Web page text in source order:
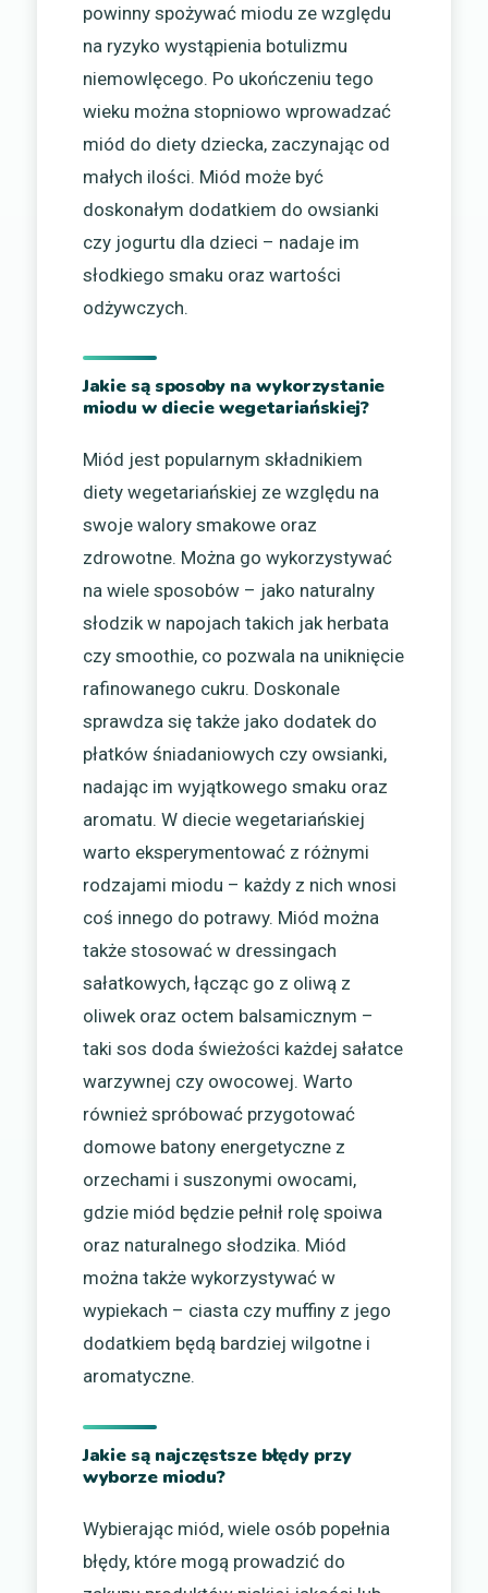
powinny spożywać miodu ze względu
na ryzyko wystąpienia botulizmu
niemowlęcego. Po ukończeniu tego
wieku można stopniowo wprowadzać
miód do diety dziecka, zaczynając od
małych ilości. Miód może być
doskonałym dodatkiem do owsianki
czy jogurtu dla dzieci – nadaje im
słodkiego smaku oraz wartości
odżywczych.
Jakie są sposoby na wykorzystanie
miodu w diecie wegetariańskiej?
Miód jest popularnym składnikiem
diety wegetariańskiej ze względu na
swoje walory smakowe oraz
zdrowotne. Można go wykorzystywać
na wiele sposobów – jako naturalny
słodzik w napojach takich jak herbata
czy smoothie, co pozwala na uniknięcie
rafinowanego cukru. Doskonale
sprawdza się także jako dodatek do
płatków śniadaniowych czy owsianki,
nadając im wyjątkowego smaku oraz
aromatu. W diecie wegetariańskiej
warto eksperymentować z różnymi
rodzajami miodu – każdy z nich wnosi
coś innego do potrawy. Miód można
także stosować w dressingach
sałatkowych, łącząc go z oliwą z
oliwek oraz octem balsamicznym –
taki sos doda świeżości każdej sałatce
warzywnej czy owocowej. Warto
również spróbować przygotować
domowe batony energetyczne z
orzechami i suszonymi owocami,
gdzie miód będzie pełnił rolę spoiwa
oraz naturalnego słodzika. Miód
można także wykorzystywać w
wypiekach – ciasta czy muffiny z jego
dodatkiem będą bardziej wilgotne i
aromatyczne.
Jakie są najczęstsze błędy przy
wyborze miodu?
Wybierając miód, wiele osób popełnia
błędy, które mogą prowadzić do